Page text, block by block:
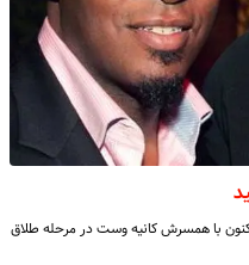
با همسرش کانیه وست در مرحله طلاق